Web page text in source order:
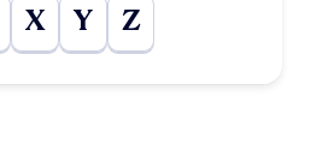
X Y Z